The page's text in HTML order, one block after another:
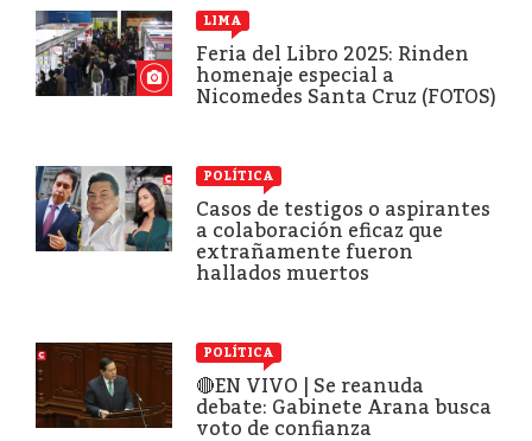
LIMA
Feria del Libro 2025: Rinden
homenaje especial a
Nicomedes Santa Cruz (FOTOS)
POLÍTICA
Casos de testigos o aspirantes
a colaboración eficaz que
extrañamente fueron
hallados muertos
POLÍTICA
🔴EN VIVO | Se reanuda
debate: Gabinete Arana busca
voto de confianza